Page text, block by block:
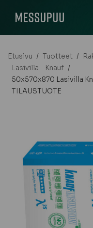
Etusivu / Tuotteet /
Lasivilla - Knauf /
50x570x870 Lasivilla
TILAUSTUOTE